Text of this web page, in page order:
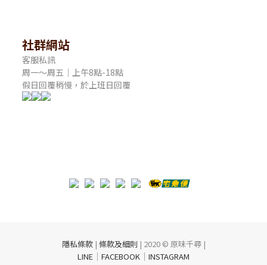
社群網站
客服私訊
周一～周五｜上午8點-18點
假日回覆稍慢，於上班日回覆
隱私條款| 條款及細則 | 2020 © 原味千尋 |
LINE ｜ FACEBOOK ｜ INSTAGRAM